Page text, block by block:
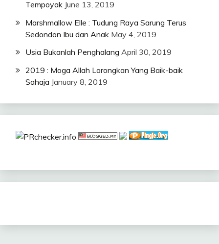
Tempoyak June 13, 2019
Marshmallow Elle : Tudung Raya Sarung Terus
Sedondon Ibu dan Anak May 4, 2019
Usia Bukanlah Penghalang April 30, 2019
2019 : Moga Allah Lorongkan Yang Baik-baik
Sahaja January 8, 2019